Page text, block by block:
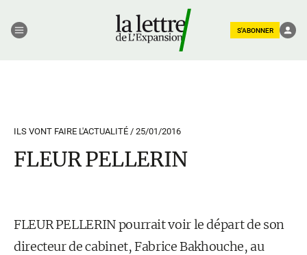
S'ABONNER
ILS VONT FAIRE L'ACTUALITÉ / 25/01/2016
FLEUR PELLERIN
FLEUR PELLERIN pourrait voir le départ de son
directeur de cabinet, Fabrice Bakhouche, au